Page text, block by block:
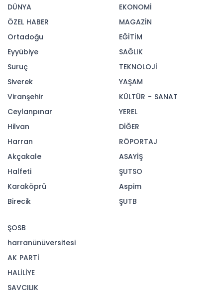
DÜNYA
ÖZEL HABER
Ortadoğu
Eyyübiye
Suruç
Siverek
Viranşehir
Ceylanpınar
Hilvan
Harran
Akçakale
Halfeti
Karaköprü
Birecik
EKONOMİ
MAGAZİN
EĞİTİM
SAĞLIK
TEKNOLOJİ
YAŞAM
KÜLTÜR - SANAT
YEREL
DİĞER
RÖPORTAJ
ASAYİŞ
ŞUTSO
Aspim
ŞUTB
ŞOSB
harranünüversitesi
AK PARTİ
HALİLİYE
SAVCILIK